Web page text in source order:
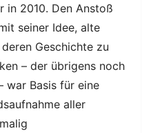
in 2010. Den Anstoß
seiner Idee, alte
Geschichte zu
– der übrigens noch
war Basis für eine
aller